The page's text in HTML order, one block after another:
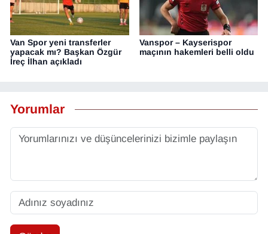
Van Spor yeni transferler
yapacak mı? Başkan Özgür
İreç İlhan açıkladı
Vanspor – Kayserispor
maçının hakemleri belli oldu
Yorumlar